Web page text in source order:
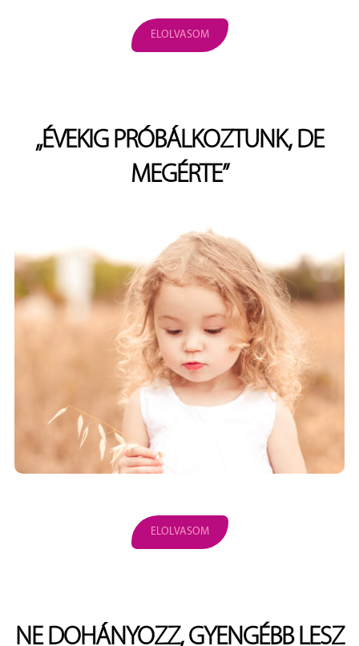
ELOLVASOM
„ÉVEKIG PRÓBÁLKOZTUNK, DE
MEGÉRTE”
ELOLVASOM
NE DOHÁNYOZZ, GYENGÉBB LESZ